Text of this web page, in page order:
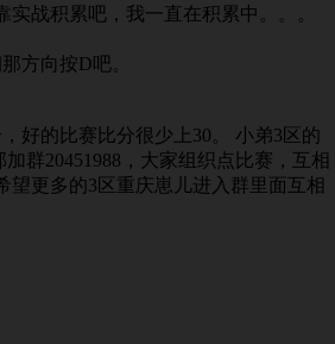
战积累吧，我一直在积累中。。。
方向按D吧。
好的比赛比分很少上30。 小弟3区的
群20451988，大家组织点比赛，互相
更多的3区重庆崽儿进入群里面互相